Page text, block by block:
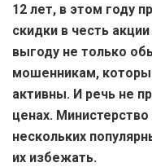
12 лет, в этом году
скидки в честь
выгоду не только
мошенникам,
активны. И речь не
ценах.
нескольких
их избежать.